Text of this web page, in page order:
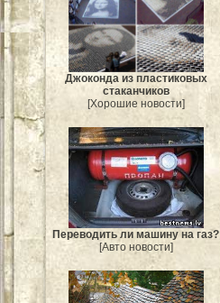
Джоконда из пластиковых
стаканчиков
[Хорошие новости]
Переводить ли машину на газ?
[Авто новости]